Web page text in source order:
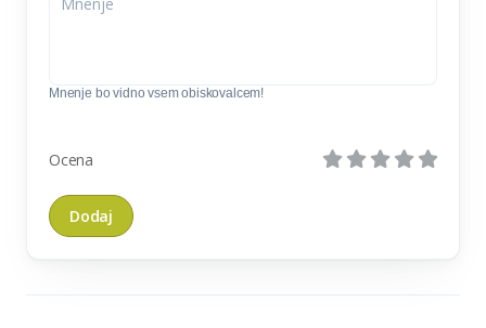
Mnenje bo vidno vsem obiskovalcem!
Ocena